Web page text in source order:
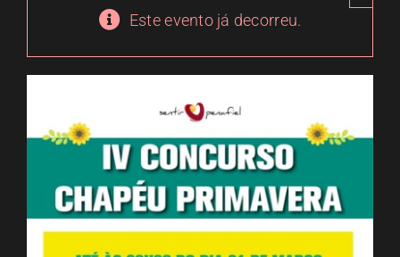
PROGRAMAS
PODCASTS
EVENTOS
Este evento já decorreu.